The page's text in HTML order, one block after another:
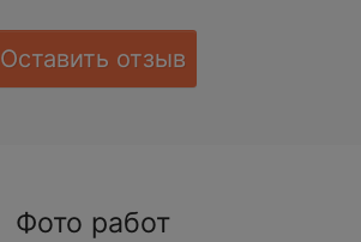
Оставить отзыв
Фото работ